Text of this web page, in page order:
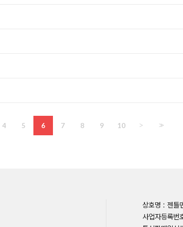
4 5 6 7 8 9 10 > >>
상호명 : 젠틀
사업자등록